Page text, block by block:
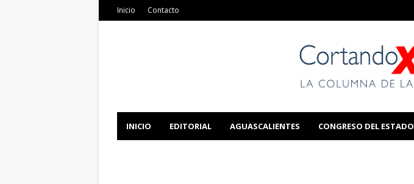
Inicio Contacto
INICIO EDITORIAL AGUASCALIENTES CONGRESO DEL ESTADO